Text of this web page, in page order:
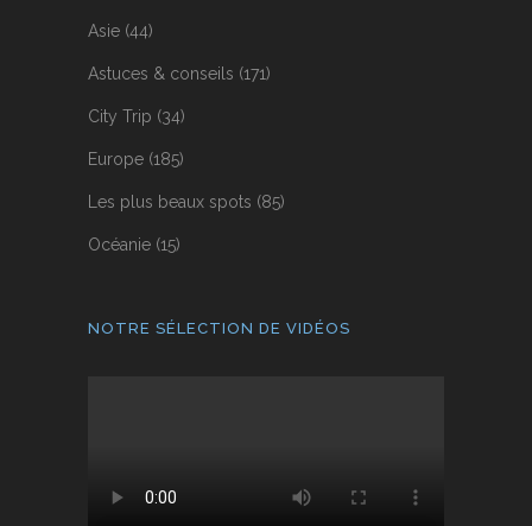
Asie (44)
Astuces & conseils (171)
City Trip (34)
Europe (185)
Les plus beaux spots (85)
Océanie (15)
NOTRE SÉLECTION DE VIDÉOS